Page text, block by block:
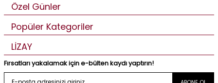
Özel Günler
Popüler Kategoriler
LİZAY
Fırsatları yakalamak için e-bülten kaydı yaptırın!